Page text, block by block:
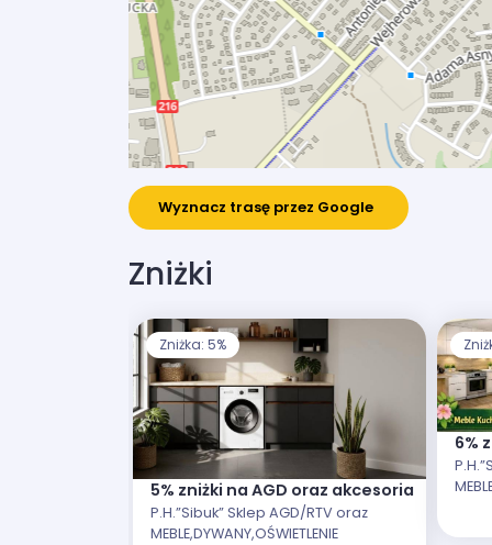
Wyznacz trasę przez Google
Zniżki
Zniżka: 5%
5% zniżki na AGD oraz akcesoria
P.H.”Sibuk” Sklep AGD/RTV oraz
MEBLE,DYWANY,OŚWIETLENIE
6%